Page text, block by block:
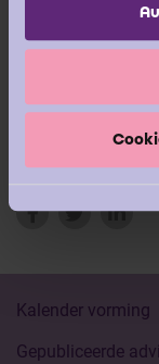
Alle nummers van
geraadpleegd op de
U vindt ze
Lexnow. Aarzel niet
Kalender vorming
Gepubliceerde